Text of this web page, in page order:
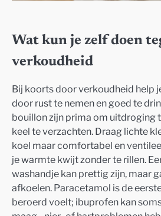
Wat kun je zelf doen
verkoudheid
Bij koorts door verkoudheid help
door rust te nemen en goed te
bouillon zijn prima om uitdroging
keel te verzachten. Draag lichte
koel maar comfortabel en
je warmte kwijt zonder te rillen.
washandje kan prettig zijn, maar
afkoelen. Paracetamol is de
beroerd voelt; ibuprofen kan